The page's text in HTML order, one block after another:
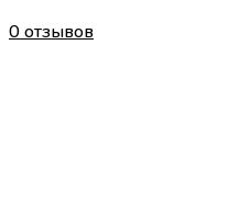
0 отзывов